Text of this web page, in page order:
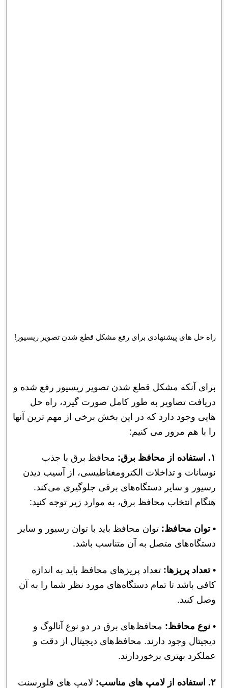
راه حل های پیشنهادی برای رفع مشکل قطع شدن تصویر ریسیور!
برای آنکه مشکل قطع شدن تصویر ریسیور رفع شده و
دریافت تصاویر به طور کامل صورت گیرد، راه حل
هایی وجود دارد که در این بخش برخی از مهم ترین آنها
را با هم مرور می کنیم:
۱. استفاده از محافظ برق:
محافظ برق با جذب
نوسانات و تداخلات الکترومغناطیسی، از آسیب دیدن
رسیور و سایر دستگاه‌های برقی جلوگیری می‌کند.
هنگام انتخاب محافظ برق، به موارد زیر توجه کنید:
• توان محافظ: توان محافظ باید با توان رسیور و سایر
دستگاه‌های متصل به آن متناسب باشد.
• تعداد پریزها: تعداد پریزهای محافظ باید به اندازه
کافی باشد تا تمام دستگاه‌های مورد نظر شما را به آن
وصل کنید.
• نوع محافظ: محافظ‌های برق در دو نوع آنالوگ و
دیجیتال وجود دارند. محافظ‌های دیجیتال از دقت و
عملکرد بهتری برخوردارند.
۲. استفاده از لامپ های مناسب:
لامپ های فلورسنت